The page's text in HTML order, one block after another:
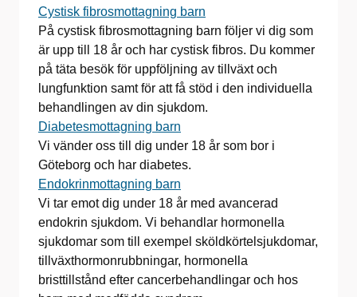
Cystisk fibrosmottagning barn
På cystisk fibrosmottagning barn följer vi dig som
är upp till 18 år och har cystisk fibros. Du kommer
på täta besök för uppföljning av tillväxt och
lungfunktion samt för att få stöd i den individuella
behandlingen av din sjukdom.
Diabetesmottagning barn
Vi vänder oss till dig under 18 år som bor i
Göteborg och har diabetes.
Endokrinmottagning barn
Vi tar emot dig under 18 år med avancerad
endokrin sjukdom. Vi behandlar hormonella
sjukdomar som till exempel sköldkörtelsjukdomar,
tillväxthormonrubbningar, hormonella
bristtillstånd efter cancerbehandlingar och hos